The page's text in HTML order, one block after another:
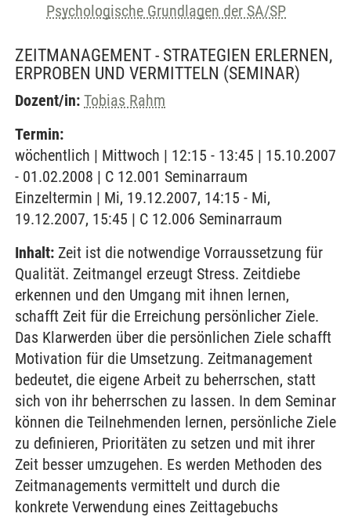
Psychologische Grundlagen der SA/SP
ZEITMANAGEMENT - STRATEGIEN ERLERNEN,
ERPROBEN UND VERMITTELN (SEMINAR)
Dozent/in: Tobias Rahm
Termin:
wöchentlich | Mittwoch | 12:15 - 13:45 | 15.10.2007
- 01.02.2008 | C 12.001 Seminarraum
Einzeltermin | Mi, 19.12.2007, 14:15 - Mi,
19.12.2007, 15:45 | C 12.006 Seminarraum
Inhalt: Zeit ist die notwendige Vorraussetzung für
Qualität. Zeitmangel erzeugt Stress. Zeitdiebe
erkennen und den Umgang mit ihnen lernen,
schafft Zeit für die Erreichung persönlicher Ziele.
Das Klarwerden über die persönlichen Ziele schafft
Motivation für die Umsetzung. Zeitmanagement
bedeutet, die eigene Arbeit zu beherrschen, statt
sich von ihr beherrschen zu lassen. In dem Seminar
können die Teilnehmenden lernen, persönliche Ziele
zu definieren, Prioritäten zu setzen und mit ihrer
Zeit besser umzugehen. Es werden Methoden des
Zeitmanagements vermittelt und durch die
konkrete Verwendung eines Zeittagebuchs